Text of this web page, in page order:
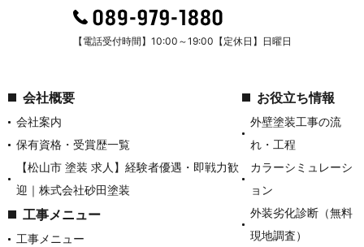
【電話受付時間】10:00～19:00【定休日】日曜日
会社概要
会社案内
保有資格・受賞歴一覧
【松山市 塗装 求人】経験者優遇・即戦力歓
迎｜株式会社砂田塗装
工事メニュー
工事メニュー
お役立ち情報
外壁塗装工事の流
れ・工程
カラーシミュレーシ
ョン
外装劣化診断（無料
現地調査）